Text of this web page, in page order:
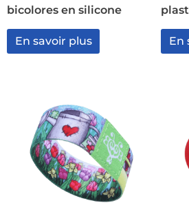
bicolores en silicone
En savoir plus En